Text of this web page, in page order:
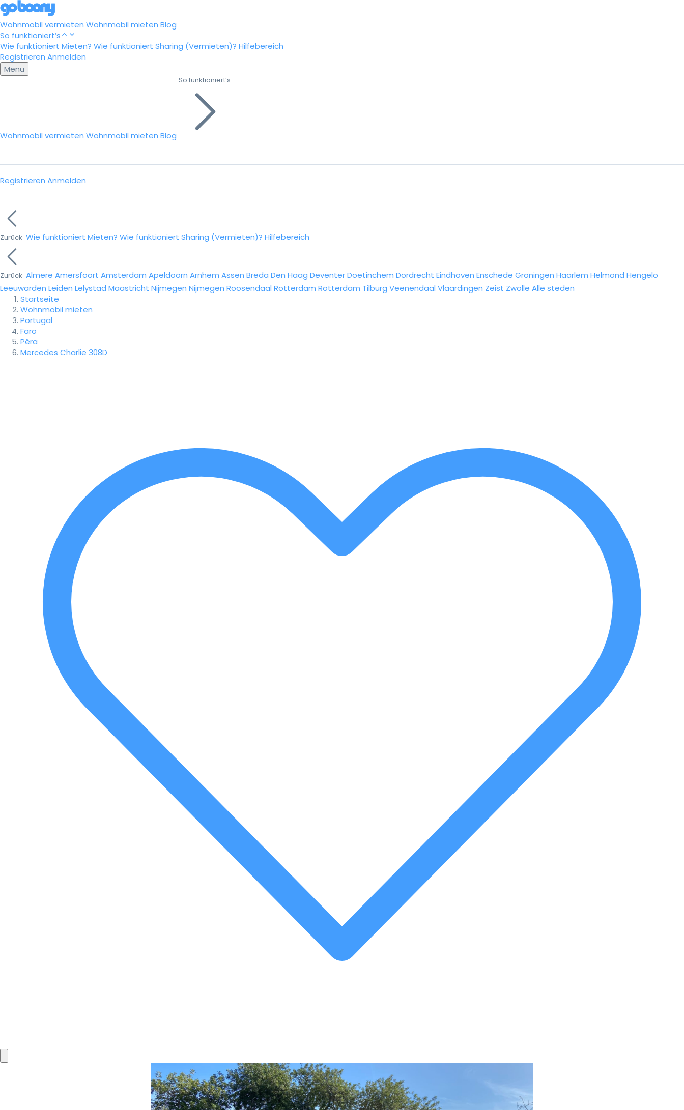
Wohnmobil vermieten Wohnmobil mieten Blog
So funktioniert’s
Wie funktioniert Mieten? Wie funktioniert Sharing (Vermieten)? Hilfebereich
Registrieren Anmelden
Menu
Wohnmobil vermieten Wohnmobil mieten Blog
So funktioniert’s
Registrieren Anmelden
Zurück Wie funktioniert Mieten? Wie funktioniert Sharing (Vermieten)? Hilfebereich
Zurück Almere Amersfoort Amsterdam Apeldoorn Arnhem Assen Breda Den Haag DeventerDoetinchem Dordrecht Eindhoven Enschede Groningen Haarlem Helmond Hengelo
Leeuwarden Leiden Lelystad Maastricht Nijmegen Nijmegen Roosendaal Rotterdam Rotterdam Tilburg Veenendaal Vlaardingen Zeist Zwolle Alle steden
Startseite
Wohnmobil mieten
Portugal
Faro
Pêra
Mercedes Charlie 308D